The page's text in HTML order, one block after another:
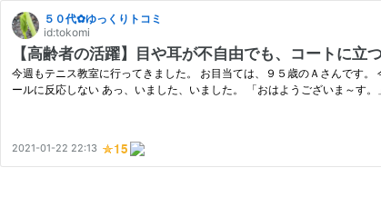
５０代✿ゆっくりトコミ
id:tokomi
【高齢者の活躍】目や耳が不自由でも、コートに立
今週もテニス教室に行ってきました。 お目当ては、９５歳のＡさんです
ールに反応しない あっ、いました、いました。 「おはようございま～す
2021-01-22 22:13